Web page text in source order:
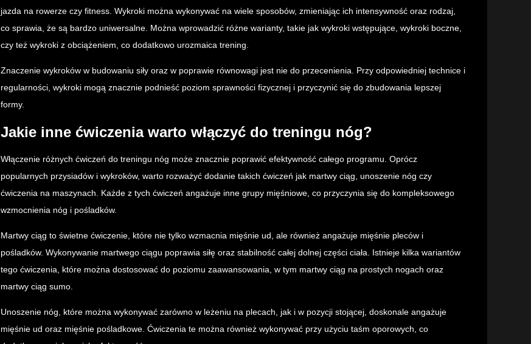
jazda na rowerze czy fitness. Wykroki można wykonywać na wiele sposobów, zmieniając ich intensywność oraz rodzaj,
co sprawia, że są bardzo uniwersalne. Można wprowadzić różne warianty, takie jak wykroki wstępujące, wykroki boczne,
czy też wykroki z obciążeniem, co dodatkowo urozmaica trening.
Znaczenie wykroków w budowaniu siły oraz w poprawie równowagi jest nie do przecenienia. Przy odpowiedniej technice i
regularności, wykroki mogą znacznie podnieść poziom sprawności fizycznej i przyczynić się do zbudowania lepszej
formy.
Jakie inne ćwiczenia warto włączyć do treningu nóg?
Włączenie różnych ćwiczeń do treningu nóg może znacznie poprawić efektywność całego programu. Oprócz
popularnych przysiadów i wykroków, warto rozważyć dodanie takich ćwiczeń jak martwy ciąg, unoszenie nóg czy
ćwiczenia na maszynach. Każde z tych ćwiczeń angażuje inne grupy mięśniowe, co przyczynia się do kompleksowego
wzmocnienia nóg i pośladków.
Martwy ciąg to świetne ćwiczenie, które nie tylko wzmacnia mięśnie ud, ale również angażuje mięśnie pleców i
pośladków. Wykonywanie martwego ciągu poprawia siłę oraz stabilność całej dolnej części ciała. Istnieje kilka wariantów
tego ćwiczenia, które można dostosować do poziomu zaawansowania, w tym martwy ciąg na prostych nogach oraz
martwy ciąg sumo.
Unoszenie nóg, które można wykonywać zarówno w leżeniu na plecach, jak i w pozycji stojącej, doskonale angażuje
mięśnie ud oraz mięśnie pośladkowe. Ćwiczenia te można również wykonywać przy użyciu taśm oporowych, co